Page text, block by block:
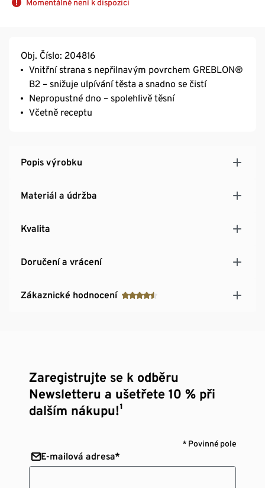
Momentálně není k dispozici
Obj. Číslo: 204816
Vnitřní strana s nepřilnavým povrchem GREBLON®
B2 – snižuje ulpívání těsta a snadno se čistí
Nepropustné dno – spolehlivě těsní
Včetně receptu
Popis výrobku
Materiál a údržba
Kvalita
Doručení a vrácení
Zákaznické hodnocení
Zaregistrujte se k odběru
Newsletteru a ušetřete 10 % při
dalším nákupu!¹
* Povinné pole
E-mailová adresa*